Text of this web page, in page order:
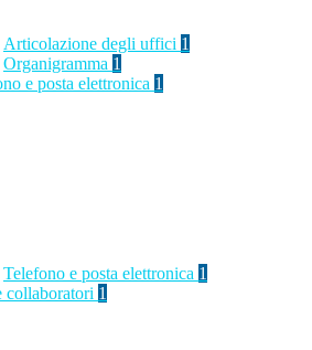
Articolazione degli uffici 1
Organigramma 1
e posta elettronica 1
Telefono e posta elettronica 1
collaboratori 1